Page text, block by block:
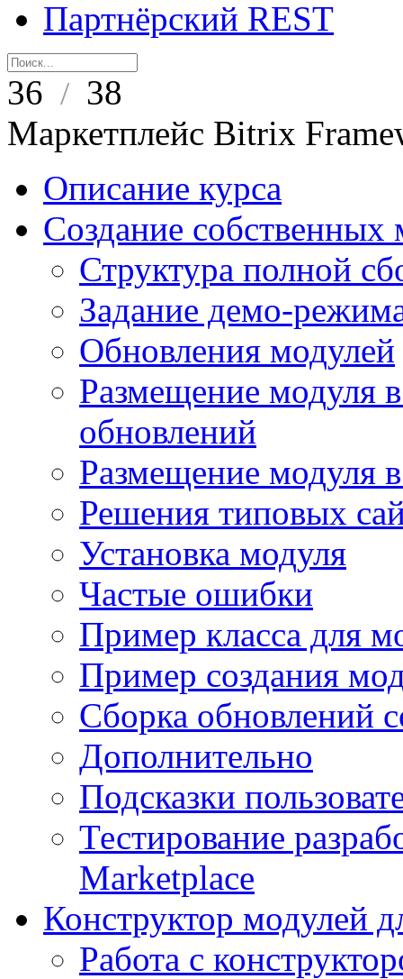
Партнёрский REST
36 / 38
Маркетплейс Bitrix
Описание курса
Создание собственных
Структура полной
Задание демо-
Обновления модулей
Размещение модуля
обновлений
Размещение модуля
Решения типовых
Установка модуля
Частые ошибки
Пример класса для
Пример создания
Сборка обновлений
Дополнительно
Подсказки
Тестирование
Marketplace
Конструктор модулей
Работа с